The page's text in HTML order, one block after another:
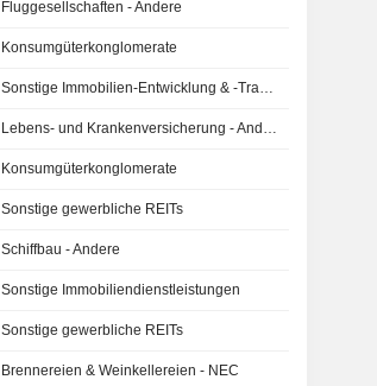
Fluggesellschaften - Andere
Konsumgüterkonglomerate
Sonstige Immobilien-Entwicklung & -Transaktionen
Lebens- und Krankenversicherung - Andere
Konsumgüterkonglomerate
Sonstige gewerbliche REITs
Schiffbau - Andere
Sonstige Immobiliendienstleistungen
Sonstige gewerbliche REITs
Brennereien & Weinkellereien - NEC